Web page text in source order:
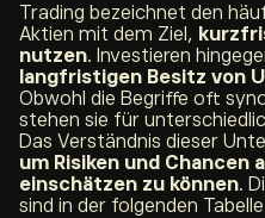
Trading bezeichnet den
Aktien mit dem Ziel,
nutzen. Investieren
langfristigen Besitz von
Obwohl die Begriffe oft
stehen sie für
Das Verständnis dieser
um Risiken und
einschätzen zu können.
sind in der folgenden